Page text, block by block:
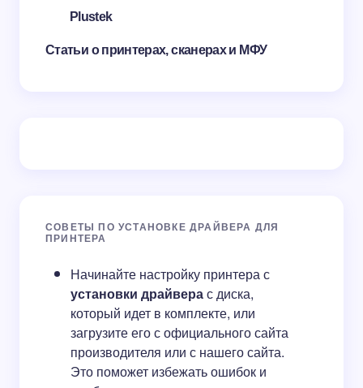
Plustek
Статьи о принтерах, сканерах и МФУ
СОВЕТЫ ПО УСТАНОВКЕ ДРАЙВЕРА ДЛЯ
ПРИНТЕРА
Начинайте настройку принтера с
установки драйверас диска,
который идет в комплекте, или
загрузите его с официального сайта
производителя или с нашего сайта.
Это поможет избежать ошибок и